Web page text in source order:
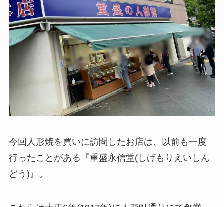
今回人形焼を買いに訪問したお店は、以前も一度
行ったことがある『重盛永信堂(しげもりえいしん
どう)』。